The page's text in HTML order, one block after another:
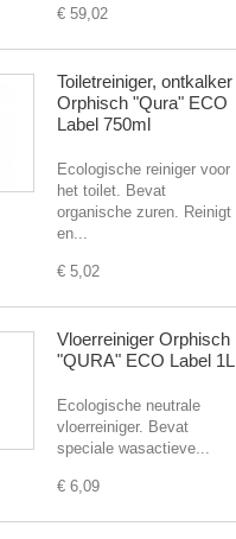
€ 59,02
Toiletreiniger, ontkalker
Orphisch "Qura" ECO
Label 750ml
Ecologische reiniger voor
het toilet. Bevat
organische zuren. Reinigt
en...
€ 5,02
Vloerreiniger Orphisch
"QURA" ECO Label 1L
Ecologische neutrale
vloerreiniger. Bevat
speciale wasactieve...
€ 6,09